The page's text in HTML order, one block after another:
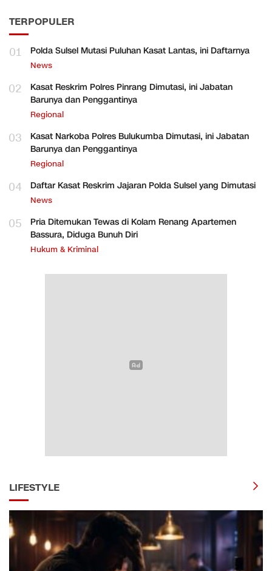
TERPOPULER
01 Polda Sulsel Mutasi Puluhan Kasat Lantas, ini Daftarnya
News
02
Kasat Reskrim Polres Pinrang Dimutasi, ini Jabatan
Barunya dan Penggantinya
Regional
03
Kasat Narkoba Polres Bulukumba Dimutasi, ini Jabatan
Barunya dan Penggantinya
Regional
04 Daftar Kasat Reskrim Jajaran Polda Sulsel yang Dimutasi
News
05
Pria Ditemukan Tewas di Kolam Renang Apartemen
Bassura, Diduga Bunuh Diri
Hukum & Kriminal
LIFESTYLE